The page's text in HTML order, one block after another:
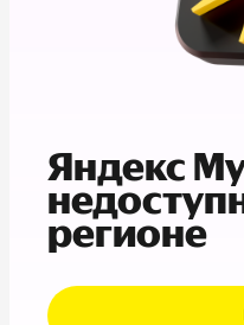
Яндекс
регионе